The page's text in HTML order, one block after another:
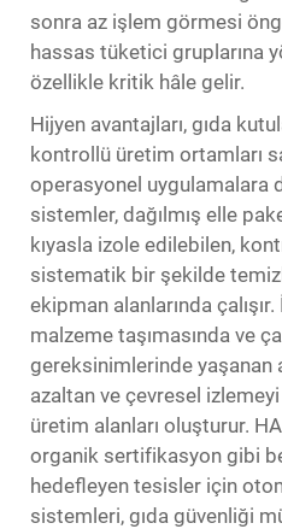
sonra az işlem görmesi
hassas tüketici gruplarına
özellikle kritik hâle gelir.
Hijyen avantajları, gıda
kontrollü üretim ortamları
operasyonel uygulamalara
sistemler, dağılmış elle
kıyasla izole edilebilen,
sistematik bir şekilde
ekipman alanlarında
malzeme taşımasında ve
gereksinimlerinde yaşanan
azaltan ve çevresel
üretim alanları oluşturur.
organik sertifikasyon gibi
hedefleyen tesisler için
sistemleri, gıda güvenliği